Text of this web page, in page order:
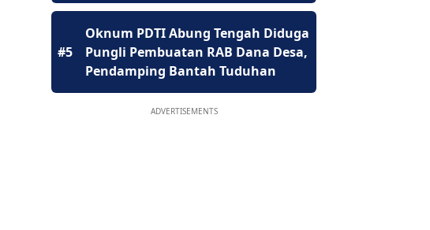
#5
Oknum PDTI Abung Tengah Diduga
Pungli Pembuatan RAB Dana Desa,
Pendamping Bantah Tuduhan
ADVERTISEMENTS